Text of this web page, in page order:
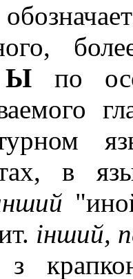
Ы по
в
iнший,